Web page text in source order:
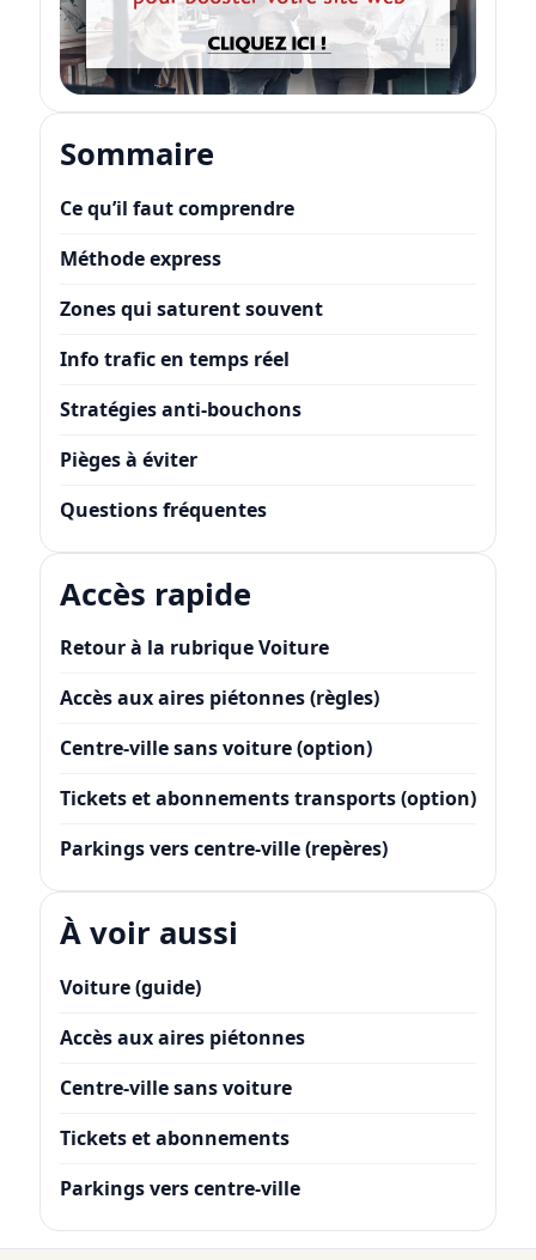
Sommaire
Ce qu’il faut comprendre
Méthode express
Zones qui saturent souvent
Info trafic en temps réel
Stratégies anti-bouchons
Pièges à éviter
Questions fréquentes
Accès rapide
Retour à la rubrique Voiture
Accès aux aires piétonnes (règles)
Centre-ville sans voiture (option)
Tickets et abonnements transports (option)
Parkings vers centre-ville (repères)
À voir aussi
Voiture (guide)
Accès aux aires piétonnes
Centre-ville sans voiture
Tickets et abonnements
Parkings vers centre-ville